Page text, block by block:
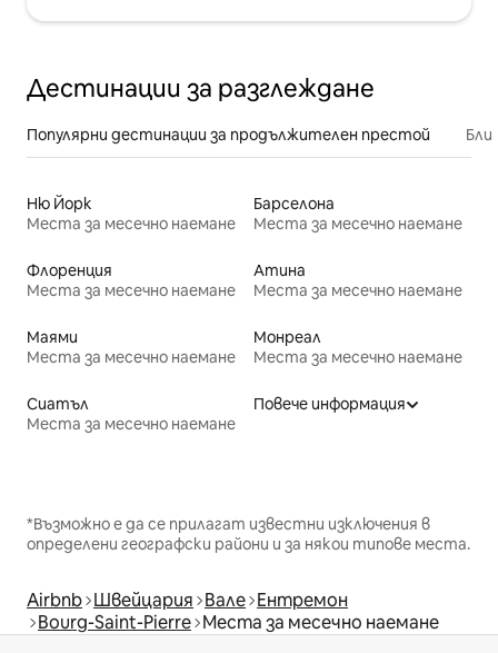
Дестинации за разглеждане
Популярни дестинации за продължителен престой
Ню Йорк
Места за месечно наемане
Барселона
Места за месечно наемане
Флоренция
Места за месечно наемане
Атина
Места за месечно наемане
Маями
Места за месечно наемане
Монреал
Места за месечно наемане
Сиатъл
Места за месечно наемане
Повече информация
*Възможно е да се прилагат известни изключения в
определени географски райони и за някои типове места.
Airbnb Швейцария Вале Ентремон
Bourg-Saint-Pierre Места за месечно наемане